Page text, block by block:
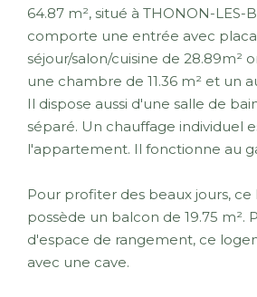
64.87 m², situé à THONON-LES-
comporte une entrée avec
séjour/salon/cuisine de 28.89m²
une chambre de 11.36 m² et un
Il dispose aussi d'une salle de
séparé. Un chauffage individuel
l'appartement. Il fonctionne au
Pour profiter des beaux jours,
possède un balcon de 19.75 m².
d'espace de rangement, ce
avec une cave.